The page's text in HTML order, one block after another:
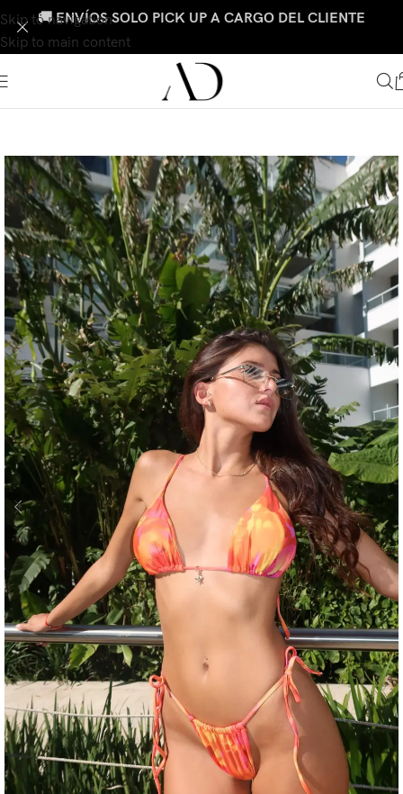
Skip to navigation
Skip to main content
🚚 ENVÍOS SOLO PICK UP A CARGO DEL CLIENTE